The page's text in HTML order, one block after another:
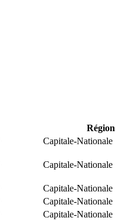
Région
Capitale-Nationale
Capitale-Nationale
Capitale-Nationale
Capitale-Nationale
Capitale-Nationale